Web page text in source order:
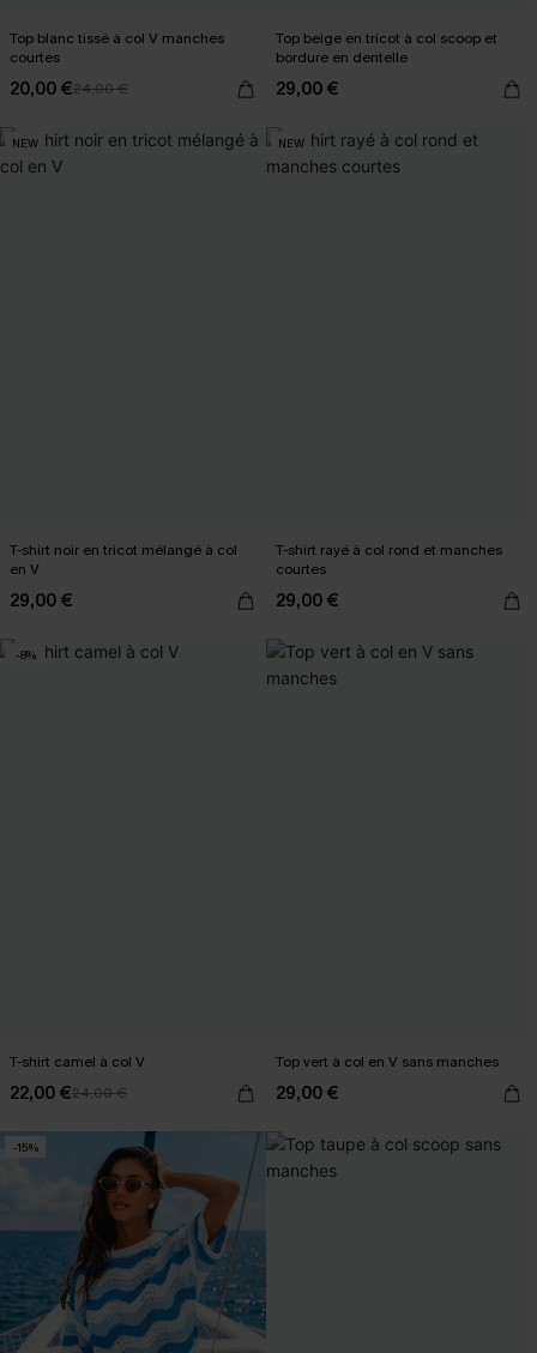
Top blanc tissé à col V manches
courtes
20,00 €24,00 €
Top beige en tricot à col scoop et
bordure en dentelle
29,00 €
NEW
T-shirt noir en tricot mélangé à col
en V
29,00 €
NEW
T-shirt rayé à col rond et manches
courtes
29,00 €
-8%
T-shirt camel à col V
22,00 €24,00 €
Top vert à col en V sans manches
29,00 €
-15%